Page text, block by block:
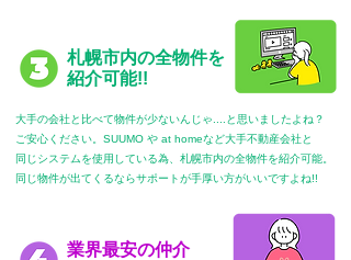
札幌市内の全物件を
紹介可能!!
大手の会社と比べて物件が少ないんじゃ....と思いましたよね？
ご安心ください。SUUMO や at homeなど大手不動産会社と
同じシステムを使用している為、札幌市内の全物件を紹介可能。
​同じ物件が出てくるならサポートが手厚い方がいいですよね!!
業界最安の仲介